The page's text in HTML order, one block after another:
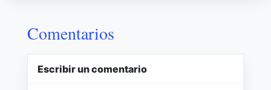
Comentarios
Escribir un comentario